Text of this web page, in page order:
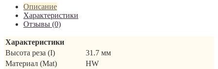
Описание
Характеристики
Отзывы (0)
Характеристики
Высота реза (I)
31.7 мм
Материал (Mat)
HW